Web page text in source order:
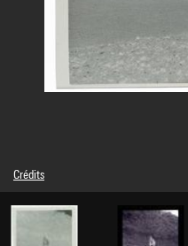
Crédits
© Man Ray Trust / Adagp, Paris
Réf. image : 4G21592